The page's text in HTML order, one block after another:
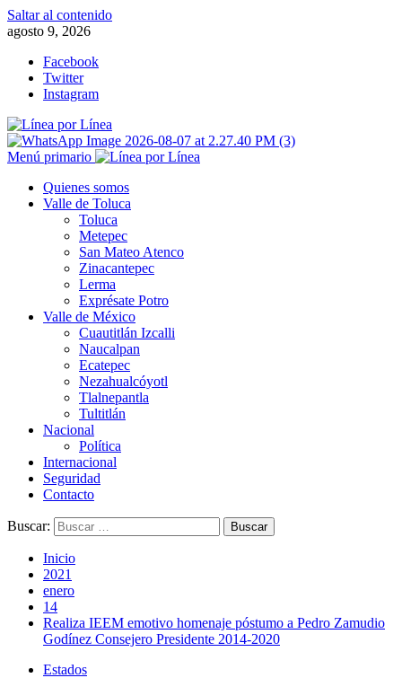
Saltar al contenido
agosto 9, 2026
Facebook
Twitter
Instagram
Menú primario
Quienes somos
Valle de Toluca
Toluca
Metepec
San Mateo Atenco
Zinacantepec
Lerma
Exprésate Potro
Valle de México
Cuautitlán Izcalli
Naucalpan
Ecatepec
Nezahualcóyotl
Tlalnepantla
Tultitlán
Nacional
Política
Internacional
Seguridad
Contacto
Buscar:
Inicio
2021
enero
14
Realiza IEEM emotivo homenaje póstumo a Pedro Zamudio
Godínez Consejero Presidente 2014-2020
Estados